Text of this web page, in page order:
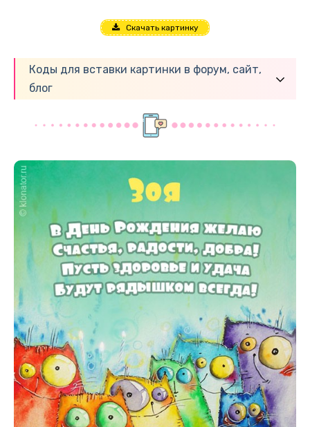
Скачать картинку
Коды для вставки картинки в форум, сайт,
блог